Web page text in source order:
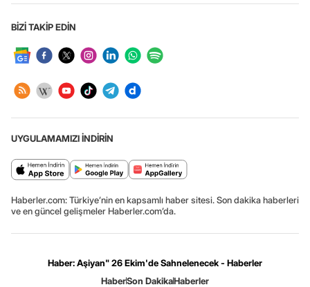
BİZİ TAKİP EDİN
UYGULAMAMIZI İNDİRİN
Haberler.com: Türkiye’nin en kapsamlı haber sitesi. Son dakika haberleri
ve en güncel gelişmeler Haberler.com’da.
Haber: Aşiyan" 26 Ekim'de Sahnelenecek - Haberler
HaberSon DakikaHaberler